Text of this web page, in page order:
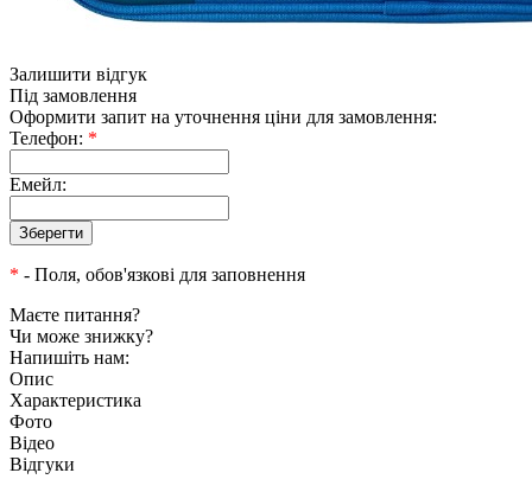
Залишити відгук
Під замовлення
Оформити запит на уточнення ціни для замовлення:
Телефон: *
Емейл:
* - Поля, обов'язкові для заповнення
Маєте питання?
Чи може знижку?
Напишіть нам:
Опис
Характеристика
Фото
Відео
Відгуки